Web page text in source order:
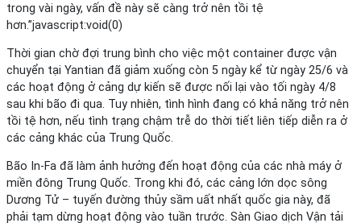
trong vài ngày, vấn đề này sẽ càng trở nên tồi tệ
hơn.”javascript:void(0)
Thời gian chờ đợi trung bình cho việc một container được vận
chuyển tại Yantian đã giảm xuống còn 5 ngày kể từ ngày 25/6 và
các hoạt động ở cảng dự kiến sẽ được nối lại vào tối ngày 4/8
sau khi bão đi qua. Tuy nhiên, tình hình đang có khả năng trở nên
tồi tệ hơn, nếu tình trạng chậm trễ do thời tiết liên tiếp diễn ra ở
các cảng khác của Trung Quốc.
Bão In-Fa đã làm ảnh hưởng đến hoạt động của các nhà máy ở
miền đông Trung Quốc. Trong khi đó, các cảng lớn dọc sông
Dương Tử – tuyến đường thủy sầm uất nhất quốc gia này, đã
phải tạm dừng hoạt động vào tuần trước. Sàn Giao dịch Vận tải